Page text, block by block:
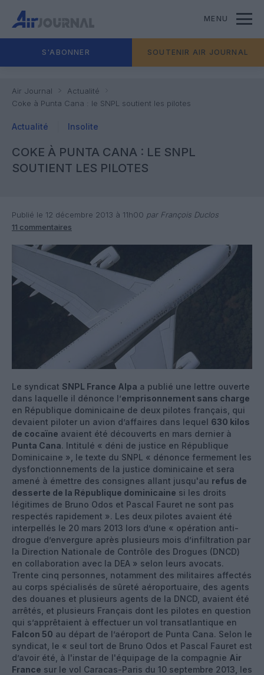
MENU
S'ABONNER SOUTENIR AIR JOURNAL
Air Journal
Actualité
Coke à Punta Cana : le SNPL soutient les pilotes
Actualité Insolite
COKE À PUNTA CANA : LE SNPL
SOUTIENT LES PILOTES
Publié le 12 décembre 2013 à 11h00 par François Duclos
11 commentaires
Le syndicat SNPL France Alpa a publié une lettre ouverte
dans laquelle il dénonce l’emprisonnement sans charge
en République dominicaine de deux pilotes français, qui
devaient piloter un avion d’affaires dans lequel 630 kilos
de cocaïne avaient été découverts en mars dernier à
Punta Cana. Intitulé « déni de justice en République
Dominicaine », le texte du SNPL « dénonce fermement les
dysfonctionnements de la justice dominicaine et sera
amené à émettre des consignes allant jusqu'au refus de
desserte de la République dominicaine si les droits
légitimes de Bruno Odos et Pascal Fauret ne sont pas
respectés rapidement ». Les deux pilotes avaient été
interpellés le 20 mars 2013 lors d’une « opération anti-
drogue d’envergure après plusieurs mois d’infiltration par
la Direction Nationale de Contrôle des Drogues (DNCD)
en collaboration avec la DEA » selon leurs avocats.
Trente cinq personnes, notamment des militaires affectés
au corps spécialisés de sûreté aéroportuaire, des agents
des douanes et plusieurs agents de la DNCD, avaient été
arrêtés, et plusieurs Français dont les pilotes en question
qui s’apprêtaient à effectuer un vol transatlantique en
Falcon 50 au départ de l’aéroport de Punta Cana. Selon le
syndicat, le « seul tort de Bruno Odos et Pascal Fauret est
d’avoir été, à l'instar de l'équipage de la compagnie Air
France sur le vol Caracas-Paris du 10 septembre 2013, les